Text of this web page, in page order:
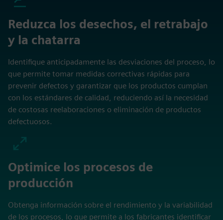
Reduzca los desechos, el retrabajo
y la chatarra
Identifique anticipadamente las desviaciones del proceso, lo
que permite tomar medidas correctivas rápidas para
prevenir defectos y garantizar que los productos cumplan
con los estándares de calidad, reduciendo así la necesidad
de costosas reelaboraciones o eliminación de productos
defectuosos.
Optimice los procesos de
producción
Obtenga información sobre el rendimiento y la variabilidad
de los procesos, lo que permite a los fabricantes identificar